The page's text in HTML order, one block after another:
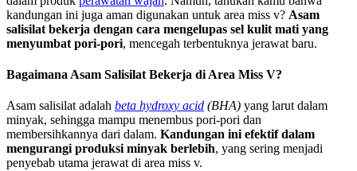
kandungan ini juga aman digunakan untuk area miss v? Asam
salisilat bekerja dengan cara mengelupas sel kulit mati yang
menyumbat pori-pori, mencegah terbentuknya jerawat baru.
Bagaimana Asam Salisilat Bekerja di Area Miss V?
Asam salisilat adalah beta hydroxy acid (BHA) yang larut dalam
minyak, sehingga mampu menembus pori-pori dan
membersihkannya dari dalam. Kandungan ini efektif dalam
mengurangi produksi minyak berlebih, yang sering menjadi
penyebab utama jerawat di area miss v.